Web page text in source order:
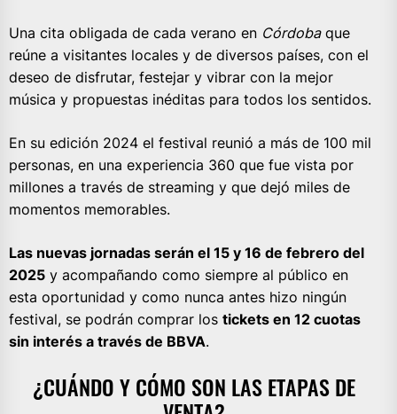
Una cita obligada de cada verano en Córdobaque
reúne a visitantes locales y de diversos países, con el
deseo de disfrutar, festejar y vibrar con la mejor
música y propuestas inéditas para todos los sentidos.
En su edición 2024 el festival reunió a más de 100 mil
personas, en una experiencia 360 que fue vista por
millones a través de streaming y que dejó miles de
momentos memorables.
Las nuevas jornadas serán el 15 y 16 de febrero del
2025 y acompañando como siempre al público en
esta oportunidad y como nunca antes hizo ningún
festival, se podrán comprar los tickets en 12 cuotas
sin interés a través de BBVA.
¿CUÁNDO Y CÓMO SON LAS ETAPAS DE